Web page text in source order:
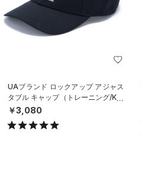
UAブランド ロックアップ アジャス
タブル キャップ（トレーニング/KID
S）
￥3,080